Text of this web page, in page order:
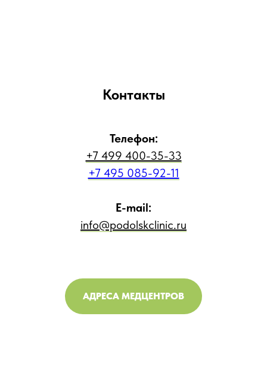
Контакты
Телефон:
+7 499 400-35-33
+7 495 085-92-11
E-mail:
info@podolskclinic.ru
АДРЕСА МЕДЦЕНТРОВ